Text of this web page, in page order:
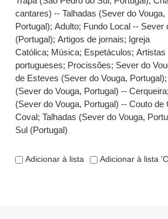
cantares) -- Talhadas (Sever do Vouga,
Portugal);Adulto; Fundo Local -- Sever
(Portugal);Artigos de jornais; Igreja
Católica; Música; Espetáculos;Artistas
portugueses; Procissões; Sever do
de Esteves (Sever do Vouga, Portugal)
(Sever do Vouga, Portugal) -- Cerqueira
(Sever do Vouga, Portugal) -- Couto de
Coval;Talhadas (Sever do Vouga,
Sul (Portugal)
Adicionar à lista Adicionar à lista